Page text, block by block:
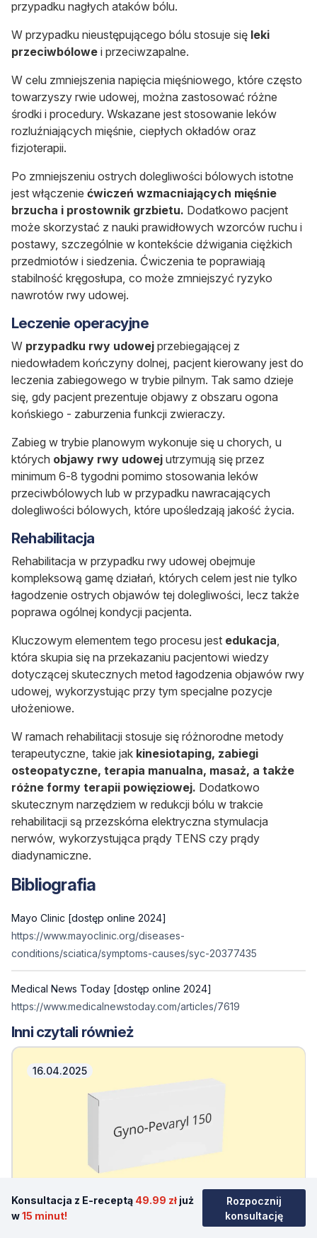
Konsultacja z E-receptą 49.99 zł już
w15 minut!
Rozpocznij
konsultację
przypadku nagłych ataków bólu.
W przypadku nieustępującego bólu stosuje się leki
przeciwbólowe i przeciwzapalne.
W celu zmniejszenia napięcia mięśniowego, które często
towarzyszy rwie udowej, można zastosować różne
środki i procedury. Wskazane jest stosowanie leków
rozluźniających mięśnie, ciepłych okładów oraz
fizjoterapii.
Po zmniejszeniu ostrych dolegliwości bólowych istotne
jest włączenie ćwiczeń wzmacniających mięśnie
brzucha i prostownik grzbietu. Dodatkowo pacjent
może skorzystać z nauki prawidłowych wzorców ruchu i
postawy, szczególnie w kontekście dźwigania ciężkich
przedmiotów i siedzenia. Ćwiczenia te poprawiają
stabilność kręgosłupa, co może zmniejszyć ryzyko
nawrotów rwy udowej.
Leczenie operacyjne
W przypadku rwy udowej przebiegającej z
niedowładem kończyny dolnej, pacjent kierowany jest do
leczenia zabiegowego w trybie pilnym. Tak samo dzieje
się, gdy pacjent prezentuje objawy z obszaru ogona
końskiego - zaburzenia funkcji zwieraczy.
Zabieg w trybie planowym wykonuje się u chorych, u
których objawy rwy udowej utrzymują się przez
minimum 6-8 tygodni pomimo stosowania leków
przeciwbólowych lub w przypadku nawracających
dolegliwości bólowych, które upośledzają jakość życia.
Rehabilitacja
Rehabilitacja w przypadku rwy udowej obejmuje
kompleksową gamę działań, których celem jest nie tylko
łagodzenie ostrych objawów tej dolegliwości, lecz także
poprawa ogólnej kondycji pacjenta.
Kluczowym elementem tego procesu jest edukacja
która skupia się na przekazaniu pacjentowi wiedzy
dotyczącej skutecznych metod łagodzenia objawów rwy
udowej, wykorzystując przy tym specjalne pozycje
ułożeniowe.
W ramach rehabilitacji stosuje się różnorodne metody
terapeutyczne, takie jak kinesiotaping, zabiegi
osteopatyczne, terapia manualna, masaż, a także
różne formy terapii powięziowej. Dodatkowo
skutecznym narzędziem w redukcji bólu w trakcie
rehabilitacji są przezskórna elektryczna stymulacja
nerwów, wykorzystująca prądy TENS czy prądy
diadynamiczne.
Bibliografia
Mayo Clinic [dostęp online 2024]
https://www.mayoclinic.org/diseases-
conditions/sciatica/symptoms-causes/syc-20377435
Medical News Today [dostęp online 2024]
https://www.medicalnewstoday.com/articles/7619
Inni czytali również
16.04.2025